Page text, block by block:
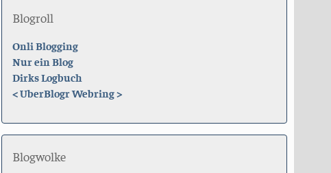
Blogroll
Onli Blogging
Nur ein Blog
Dirks Logbuch
<UberBlogr Webring>
Blogwolke